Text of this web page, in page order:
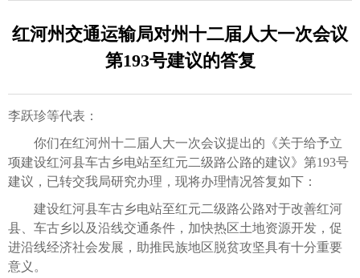
红河州交通运输局对州十二届人大一次会议
第193号建议的答复
李跃珍等代表：
你们在红河州十二届人大一次会议提出的《关于给予立
项建设红河县车古乡电站至红元二级路公路的建议》第193号
建议，已转交我局研究办理，现将办理情况答复如下：
建设红河县车古乡电站至红元二级路公路对于改善红河
县、车古乡以及沿线交通条件，加快热区土地资源开发，促
进沿线经济社会发展，助推民族地区脱贫攻坚具有十分重要
意义。